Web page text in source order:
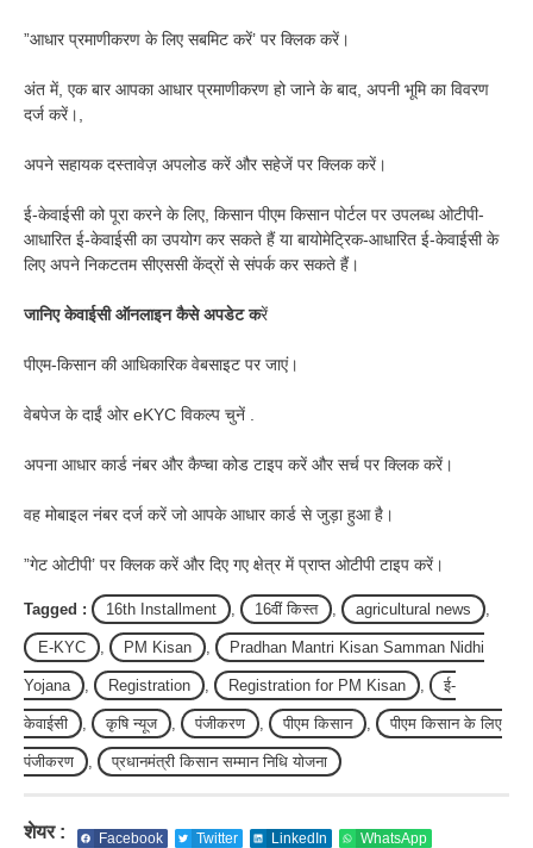
”आधार प्रमाणीकरण के लिए सबमिट करें’ पर क्लिक करें।
अंत में, एक बार आपका आधार प्रमाणीकरण हो जाने के बाद, अपनी भूमि का विवरण
दर्ज करें।,
अपने सहायक दस्तावेज़ अपलोड करें और सहेजें पर क्लिक करें।
ई-केवाईसी को पूरा करने के लिए, किसान पीएम किसान पोर्टल पर उपलब्ध ओटीपी-
आधारित ई-केवाईसी का उपयोग कर सकते हैं या बायोमेट्रिक-आधारित ई-केवाईसी के
लिए अपने निकटतम सीएससी केंद्रों से संपर्क कर सकते हैं।
जानिए केवाईसी ऑनलाइन कैसे अपडेट करें
पीएम-किसान की आधिकारिक वेबसाइट पर जाएं।
वेबपेज के दाईं ओर eKYC विकल्प चुनें .
अपना आधार कार्ड नंबर और कैप्चा कोड टाइप करें और सर्च पर क्लिक करें।
वह मोबाइल नंबर दर्ज करें जो आपके आधार कार्ड से जुड़ा हुआ है।
”गेट ओटीपी’ पर क्लिक करें और दिए गए क्षेत्र में प्राप्त ओटीपी टाइप करें।
Tagged : 16th Installment 16वीं किस्त agricultural news
E-KYC PM Kisan Pradhan Mantri Kisan Samman Nidhi
Yojana Registration Registration for PM Kisan ई-
केवाईसी कृषि न्यूज पंजीकरण पीएम किसान पीएम किसान के लिए
पंजीकरण प्रधानमंत्री किसान सम्मान निधि योजना
शेयर : Facebook Twitter LinkedIn WhatsApp